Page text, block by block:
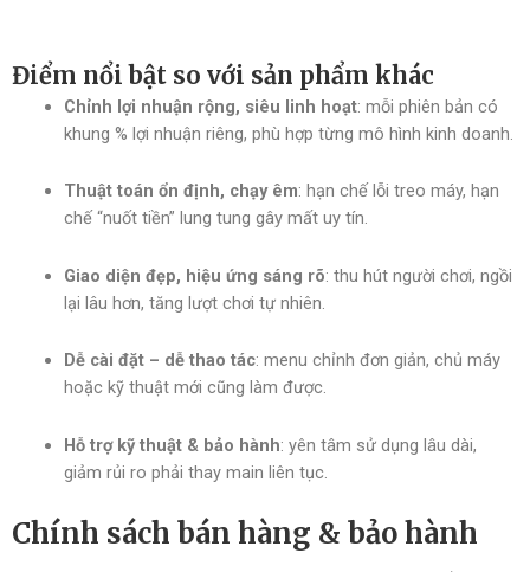
Điểm nổi bật so với sản phẩm khác
Chỉnh lợi nhuận rộng, siêu linh hoạt: mỗi phiên bản có
khung % lợi nhuận riêng, phù hợp từng mô hình kinh doanh.
Thuật toán ổn định, chạy êm: hạn chế lỗi treo máy, hạn
chế “nuốt tiền” lung tung gây mất uy tín.
Giao diện đẹp, hiệu ứng sáng rõ: thu hút người chơi, ngồi
lại lâu hơn, tăng lượt chơi tự nhiên.
Dễ cài đặt – dễ thao tác: menu chỉnh đơn giản, chủ máy
hoặc kỹ thuật mới cũng làm được.
Hỗ trợ kỹ thuật & bảo hành: yên tâm sử dụng lâu dài,
giảm rủi ro phải thay main liên tục.
Chính sách bán hàng & bảo hành